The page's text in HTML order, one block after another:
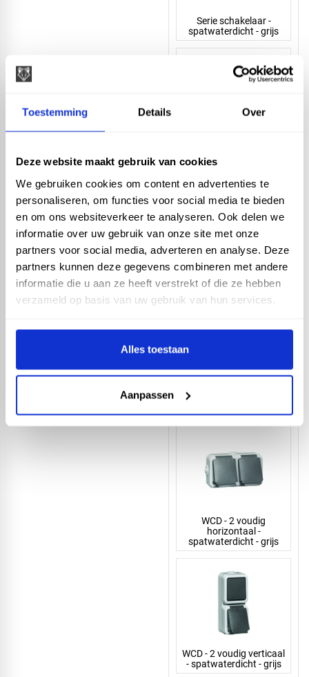
Toestemming Details Over
Deze website maakt gebruik van cookies
We gebruiken cookies om content en advertenties te
personaliseren, om functies voor social media te bieden
en om ons websiteverkeer te analyseren. Ook delen we
informatie over uw gebruik van onze site met onze
partners voor social media, adverteren en analyse. Deze
partners kunnen deze gegevens combineren met andere
informatie die u aan ze heeft verstrekt of die ze hebben
verzameld op basis van uw gebruik van hun services.
Alles toestaan
Aanpassen
Serie schakelaar -
spatwaterdicht - grijs
Wissel opbouw -
WCD - 2 voudig
horizontaal -
spatwaterdicht - grijs
WCD - 2 voudig verticaal
- spatwaterdicht - grijs